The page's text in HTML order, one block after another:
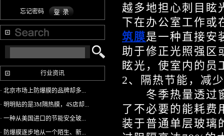
忘记密码
行业资讯
· 北京市场上防爆膜的品牌却多...
· 明明贴的是3M隔热膜，4S店却...
· 一种从美国进口的节能安全玻...
· 防爆膜逐步地从一个陌生、新...
越多地担心刺目眩
下在办公室工作或
筑膜是一种直接安
助于修正光照强区
眩光，使室内的员
2、隔热节能，减
冬季热量透过窗
了不必要的能耗费
装于普通单层玻璃